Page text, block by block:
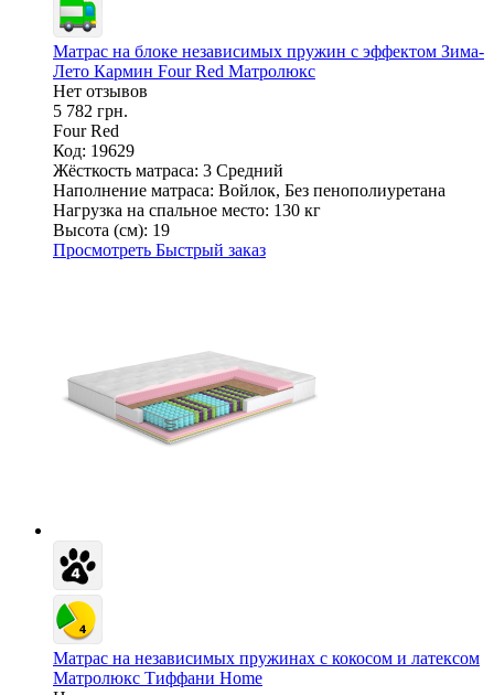
Матрас на блоке независимых пружин с эффектом Зима-
Лето Кармин Four Red Матролюкс
Нет отзывов
5 782 грн.
Four Red
Код: 19629
Жёсткость матраса: 3 Средний
Наполнение матраса: Войлок, Без пенополиуретана
Нагрузка на спальное место: 130 кг
Высота (см): 19
Просмотреть Быстрый заказ
Матрас на независимых пружинах с кокосом и латексом
Матролюкс Тиффани Home